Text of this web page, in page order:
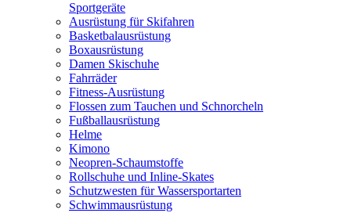
Sportgeräte
Ausrüstung für Skifahren
Basketbalausrüstung
Boxausrüstung
Damen Skischuhe
Fahrräder
Fitness-Ausrüstung
Flossen zum Tauchen und Schnorcheln
Fußballausrüstung
Helme
Kimono
Neopren-Schaumstoffe
Rollschuhe und Inline-Skates
Schutzwesten für Wassersportarten
Schwimmausrüstung